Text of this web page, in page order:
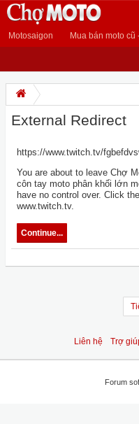
Motosaigon Mua bán moto cũ
External Redirect
https://www.twitch.tv/
You are about to leave Chợ
côn tay moto phân khối lớn
have no control over. Click
www.twitch.tv.
Continue...
Liên hệ Trợ
Forum